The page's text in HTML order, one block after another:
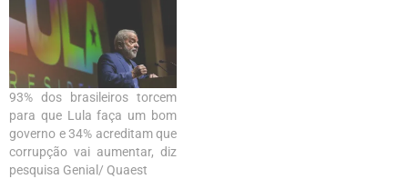
93% dos brasileiros torcem
para que Lula faça um bom
governo e 34% acreditam que
corrupção vai aumentar, diz
pesquisa Genial/ Quaest